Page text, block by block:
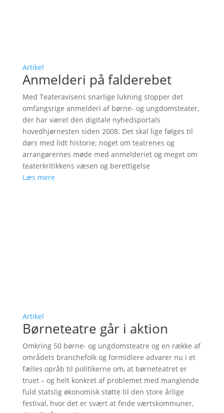
Artikel
Anmelderi på falderebet
Med Teateravisens snarlige lukning stopper det
omfangsrige anmelderi af børne- og ungdomsteater,
der har været den digitale nyhedsportals
hovedhjørnesten siden 2008. Det skal lige følges til
dørs med lidt historie; noget om teatrenes og
arrangørernes møde med anmelderiet og meget om
teaterkritikkens væsen og berettigelse
Læs mere
Artikel
Børneteatre går i aktion
Omkring 50 børne- og ungdomsteatre og en række af
områdets branchefolk og formidlere advarer nu i et
fælles opråb til politikerne om, at børneteatret er
truet – og helt konkret af problemet med manglende
fuld statslig økonomisk støtte til den store årlige
festival, hvor det er svært at finde værtskommuner,